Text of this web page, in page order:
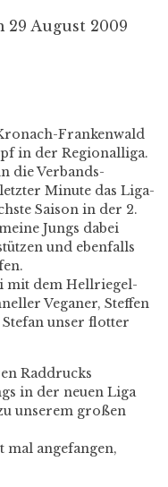
August 2009
Frankenwald
in der Regionalliga.
die Verbands-
Minute das Liga-
Saison in der 2.
Jungs dabei
und ebenfalls
mit dem Hellriegel-
Veganer, Steffen
unser flotter
Raddrucks
in der neuen Liga
unserem großen
mal angefangen,